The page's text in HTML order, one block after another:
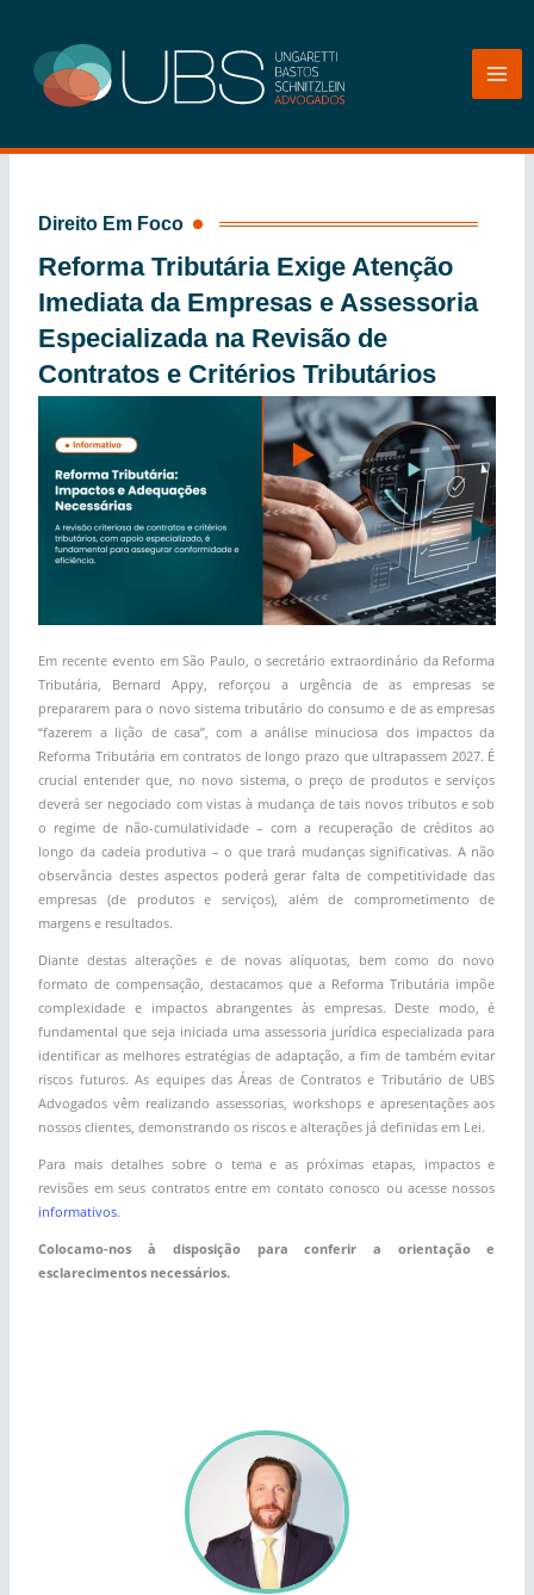
conteúdo
Direito Em Foco
Reforma Tributária Exige Atenção
Imediata da Empresas e Assessoria
Especializada na Revisão de
Contratos e Critérios Tributários
Em recente evento em São Paulo, o secretário extraordinário da Reforma
Tributária, Bernard Appy, reforçou a urgência de as empresas se
prepararem para o novo sistema tributário do consumo e de as empresas
“fazerem a lição de casa”, com a análise minuciosa dos impactos da
Reforma Tributária em contratos de longo prazo que ultrapassem 2027. É
crucial entender que, no novo sistema, o preço de produtos e serviços
deverá ser negociado com vistas à mudança de tais novos tributos e sob
o regime de não-cumulatividade – com a recuperação de créditos ao
longo da cadeia produtiva – o que trará mudanças significativas. A não
observância destes aspectos poderá gerar falta de competitividade das
empresas (de produtos e serviços), além de comprometimento de
margens e resultados.
Diante destas alterações e de novas alíquotas, bem como do novo
formato de compensação, destacamos que a Reforma Tributária impõe
complexidade e impactos abrangentes às empresas. Deste modo, é
fundamental que seja iniciada uma assessoria jurídica especializada para
identificar as melhores estratégias de adaptação, a fim de também evitar
riscos futuros. As equipes das Áreas de Contratos e Tributário de UBS
Advogados vêm realizando assessorias, workshops e apresentações aos
nossos clientes, demonstrando os riscos e alterações já definidas em Lei.
Para mais detalhes sobre o tema e as próximas etapas, impactos e
revisões em seus contratos entre em contato conosco ou acesse nossos
informativos.
Colocamo-nos à disposição para conferir a orientação e
esclarecimentos necessários.